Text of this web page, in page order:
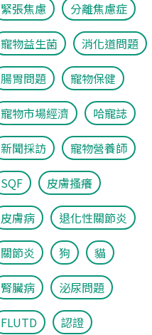
緊張焦慮 分離焦慮症
寵物益生菌 消化道問題
腸胃問題 寵物保健
寵物市場經濟 哈寵誌
新聞採訪 寵物營養師
SQF 皮膚搔癢
皮膚病 退化性關節炎
關節炎 狗 貓
腎臟病 泌尿問題
FLUTD 認證